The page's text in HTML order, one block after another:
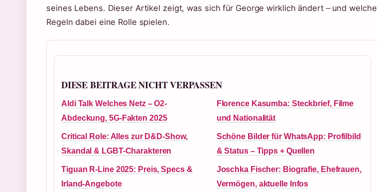
seines Lebens. Dieser Artikel zeigt, was sich für George wirklich ändert – und welche
Regeln dabei eine Rolle spielen.
DIESE BEITRAGE NICHT VERPASSEN
Aldi Talk Welches Netz – O2-
Abdeckung, 5G-Fakten 2025
Florence Kasumba: Steckbrief, Filme
und Nationalität
Critical Role: Alles zur D&D-Show,
Skandal & LGBT-Charakteren
Schöne Bilder für WhatsApp: Profilbild
& Status – Tipps + Quellen
Tiguan R-Line 2025: Preis, Specs &
Irland-Angebote
Joschka Fischer: Biografie, Ehefrauen,
Vermögen, aktuelle Infos